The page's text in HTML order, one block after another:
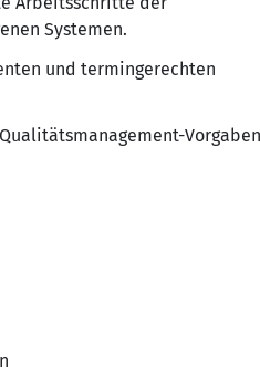
Systemen.
und termingerechten